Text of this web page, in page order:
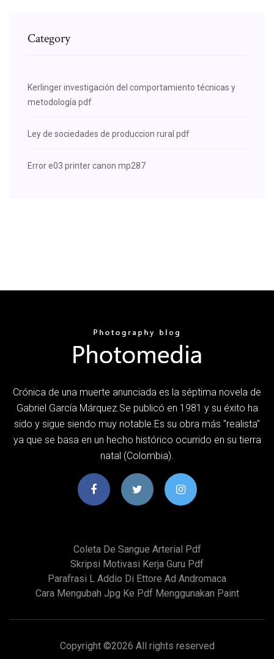
Category
Kerlinger investigación del comportamiento técnicas y
metodología pdf
Ley de sociedades de produccion rural pdf
Error e03 printer canon mp287
Crónica de una muerte anunciada es la séptima novela de
Gabriel García Márquez.Se publicó en 1981 y su éxito ha
sido y sigue siendo muy notable.Es su obra más "realista"
ya que se basa en un hecho histórico ocurrido en su tierra
natal (Colombia).
Coleta De Sangue Arterial Pdf
Skripsi Motivasi Kerja Guru Pdf
Parafrasi L Addio Di Ettore Ad Andromaca
Cara Mengubah Jpg Ke Pdf Menggunakan Paint
Copyright ©2026 All rights reserved